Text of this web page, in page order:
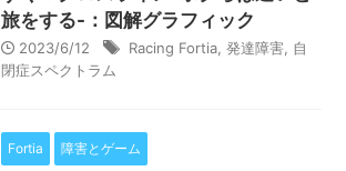
旅をする-：図解グラフィック
2023/6/12 Racing Fortia ,発達障害
自
閉症スペクトラム
Fortia 障害とゲーム